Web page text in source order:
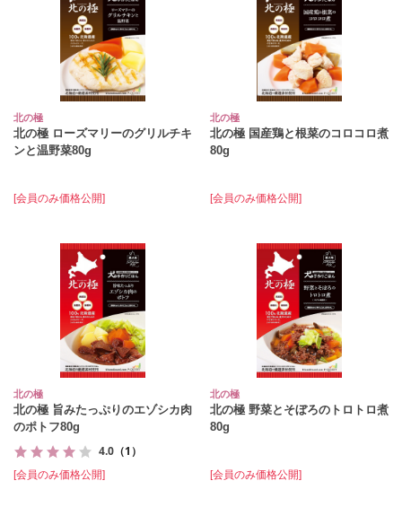
北の極
北の極 ローズマリーのグリルチキ
ンと温野菜80g
[会員のみ価格公開]
北の極
北の極 国産鶏と根菜のコロコロ煮
80g
[会員のみ価格公開]
北の極
北の極 旨みたっぷりのエゾシカ肉
のポトフ80g
4.0 （1）
[会員のみ価格公開]
北の極
北の極 野菜とそぼろのトロトロ煮
80g
[会員のみ価格公開]